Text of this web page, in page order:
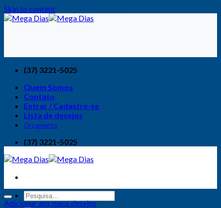
Skip to content
(37) 3221-5025
Quem Somos
Contato
Entrar / Cadastre-se
Lista de desejos
Orçamento
(37) 3221-5025
Adicionar aos meus desejos